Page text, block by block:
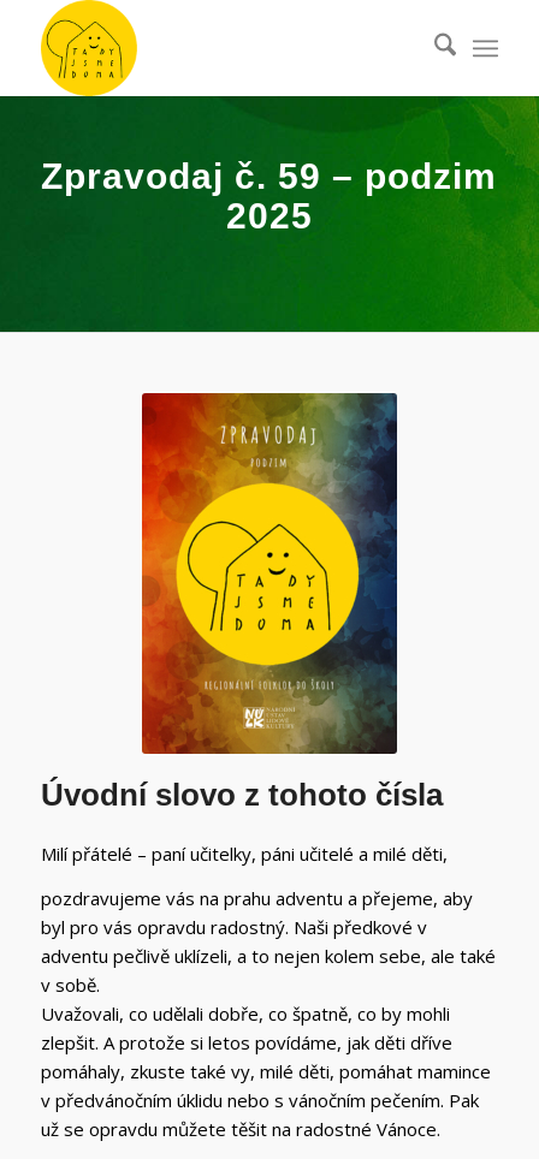
Zpravodaj č. 59 – podzim
2025
Úvodní slovo z tohoto čísla
Milí přátelé – paní učitelky, páni učitelé a milé děti,
pozdravujeme vás na prahu adventu a přejeme, aby
byl pro vás opravdu radostný. Naši předkové v
adventu pečlivě uklízeli, a to nejen kolem sebe, ale také
v sobě.
Uvažovali, co udělali dobře, co špatně, co by mohli
zlepšit. A protože si letos povídáme, jak děti dříve
pomáhaly, zkuste také vy, milé děti, pomáhat mamince
v předvánočním úklidu nebo s vánočním pečením. Pak
už se opravdu můžete těšit na radostné Vánoce.